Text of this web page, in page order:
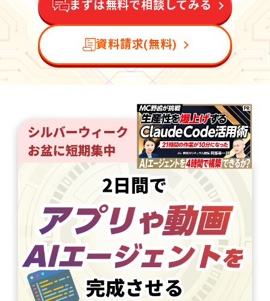
まずは無料で相談してみる
資料請求(無料)